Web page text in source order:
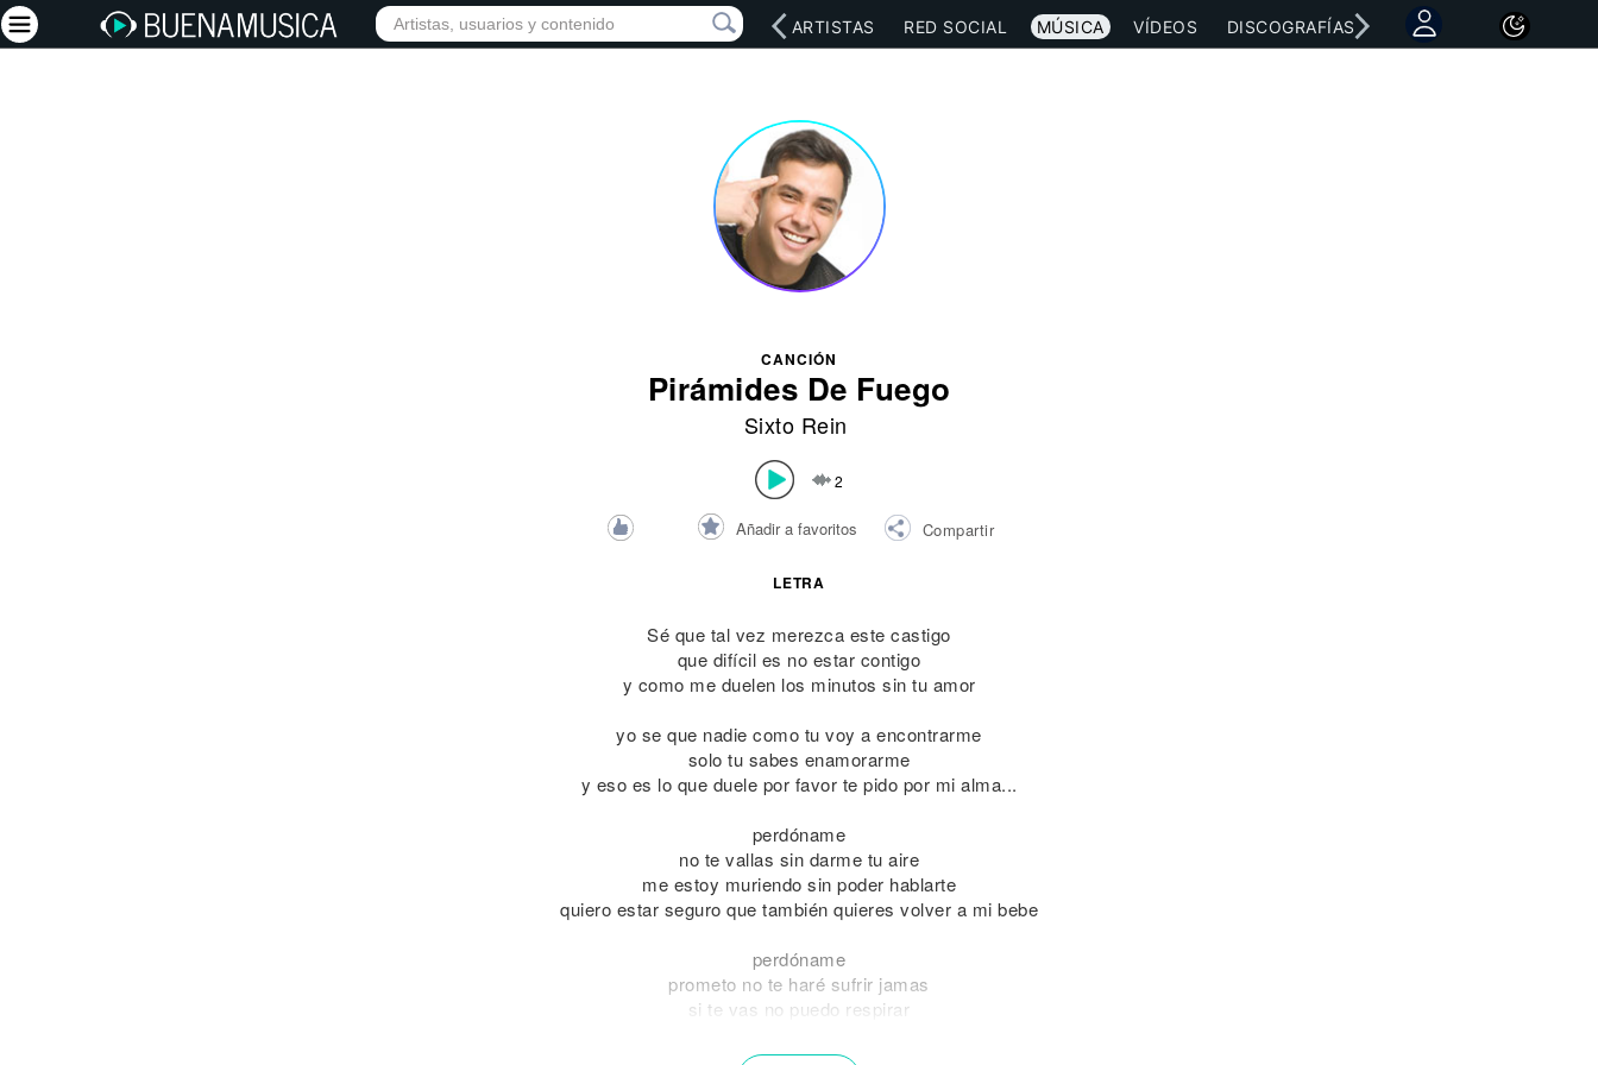
INICIO ARTISTAS RED SOCIAL MÚSICA VÍDEOS DISCOGRAFÍAS CONCIERTOS LETRAS
CANCIÓN
Pirámides De Fuego
Sixto Rein
2
Añadir a favoritos Compartir
LETRA
Sé que tal vez merezca este castigo
que difícil es no estar contigo
y como me duelen los minutos sin tu amor
yo se que nadie como tu voy a encontrarme
solo tu sabes enamorarme
y eso es lo que duele por favor te pido por mi alma...
perdóname
no te vallas sin darme tu aire
me estoy muriendo sin poder hablarte
quiero estar seguro que también quieres volver a mi bebe
perdóname
prometo no te haré sufrir jamas
si te vas no puedo respirar